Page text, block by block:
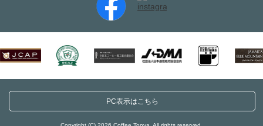
PC表示はこちら